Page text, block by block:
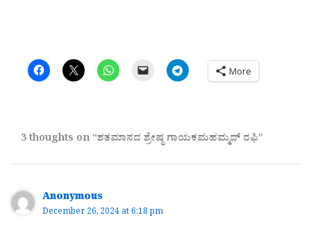
More
3 thoughts on “ಶತಮಾನದ ಶ್ರೇಷ್ಠ ಗಾಯಕಮಹಮ್ಮದ್ ರಫಿ”
Anonymous
December 26, 2024 at 6:18 pm